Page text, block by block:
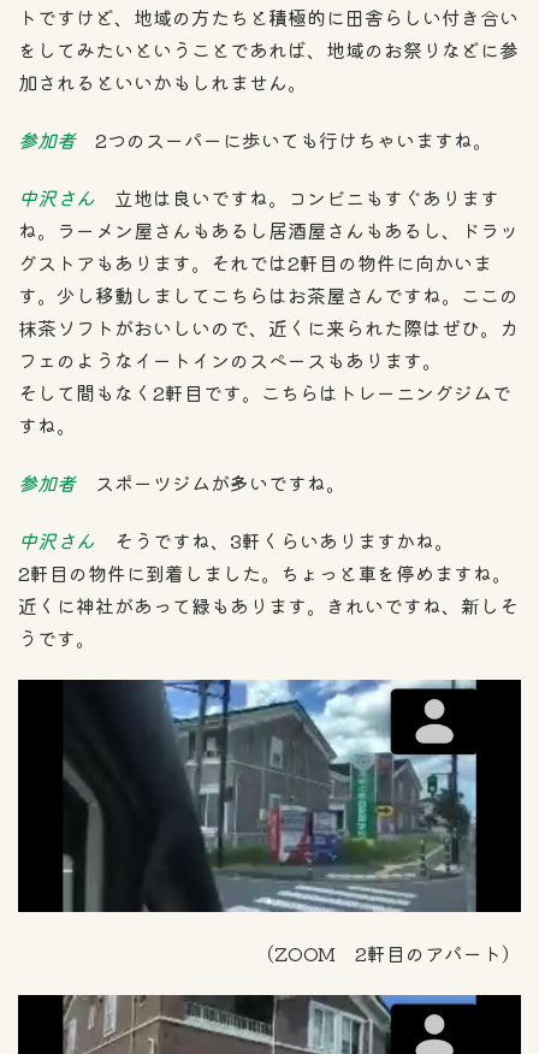
トですけど、地域の方たちと積極的に田舎らしい付き合い
をしてみたいということであれば、地域のお祭りなどに参
加されるといいかもしれません。
参加者2つのスーパーに歩いても行けちゃいますね。
中沢さん 立地は良いですね。コンビニもすぐあります
ね。ラーメン屋さんもあるし居酒屋さんもあるし、ドラッ
グストアもあります。それでは2軒目の物件に向かいま
す。少し移動しましてこちらはお茶屋さんですね。ここの
抹茶ソフトがおいしいので、近くに来られた際はぜひ。カ
フェのようなイートインのスペースもあります。
そして間もなく2軒目です。こちらはトレーニングジムで
すね。
参加者スポーツジムが多いですね。
中沢さん そうですね、3軒くらいありますかね。
2軒目の物件に到着しました。ちょっと車を停めますね。
近くに神社があって緑もあります。きれいですね、新しそ
うです。
（ZOOM 2軒目のアパート）